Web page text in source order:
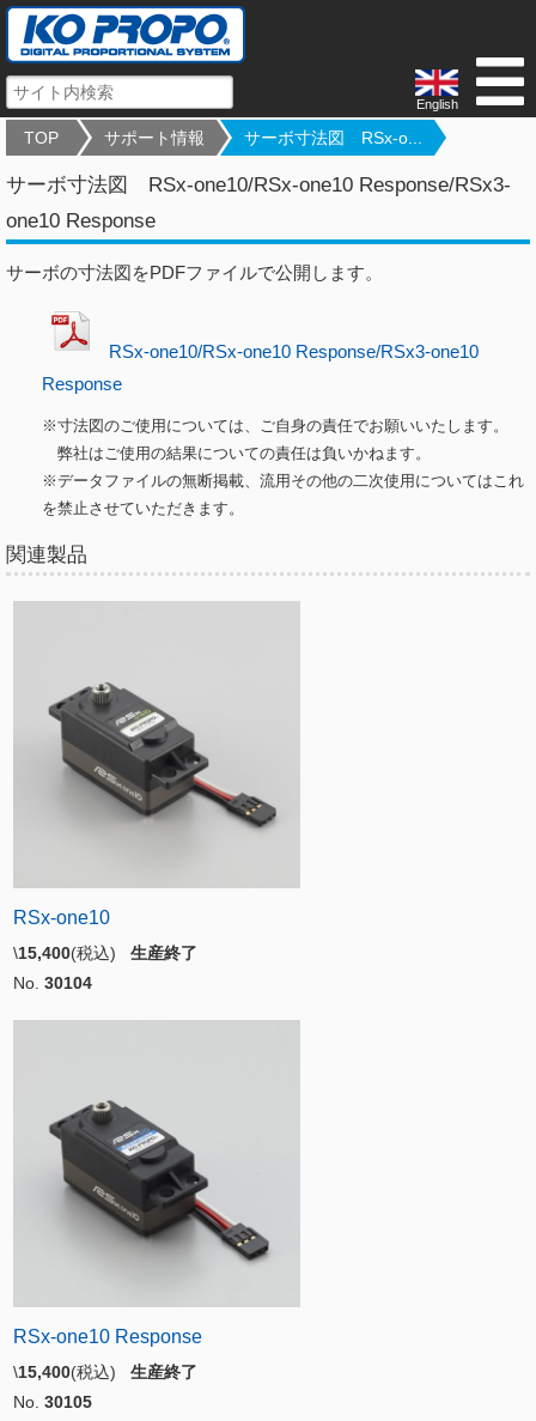
English
TOP サポート情報 サーボ寸法図 RSx-o...
サーボ寸法図 RSx-one10/RSx-one10 Response/RSx3-
one10 Response
サーボの寸法図をPDFファイルで公開します。
RSx-one10/RSx-one10 Response/RSx3-one10
Response
※寸法図のご使用については、ご自身の責任でお願いいたします。
弊社はご使用の結果についての責任は負いかねます。
※データファイルの無断掲載、流用その他の二次使用についてはこれ
を禁止させていただきます。
関連製品
RSx-one10
\15,400(税込) 生産終了
No. 30104
RSx-one10 Response
\15,400(税込) 生産終了
No. 30105